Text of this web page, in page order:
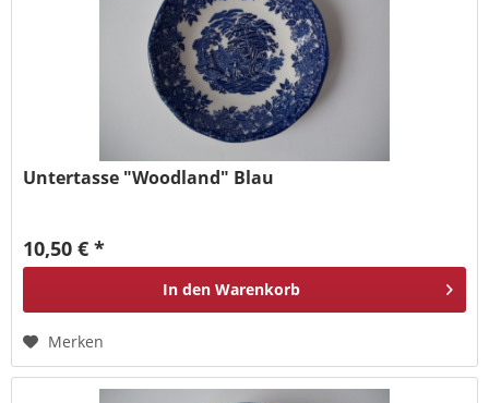
Untertasse "Woodland" Blau
10,50 € *
In den Warenkorb
Merken